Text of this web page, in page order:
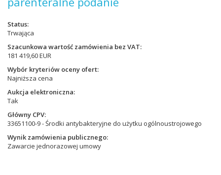
Status
Trwająca
Szacunkowa wartość zamówienia bez VAT
181 419,60 EUR
Wybór kryteriów oceny ofert
Najniższa cena
Aukcja elektroniczna
Tak
Główny CPV
33651100-9 - Środki antybakteryjne do użytku ogólnoustrojowego
Wynik zamówienia publicznego
Zawarcie jednorazowej umowy